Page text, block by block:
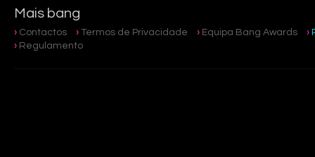
Mais bang
Contactos Termos de Privacidade Equipa Bang Awards
Regulamento